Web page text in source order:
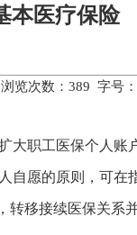
本医疗保险
览次数： 389 字号：
职工医保个人账
愿的原则，可在
移接续医保关系